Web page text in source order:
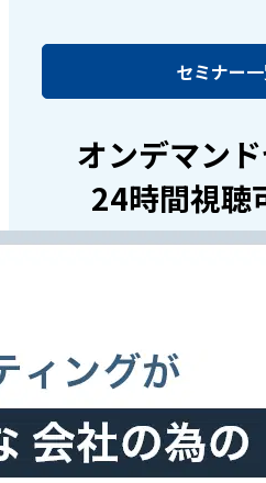
セミナー
オンデマン
24時間視聴